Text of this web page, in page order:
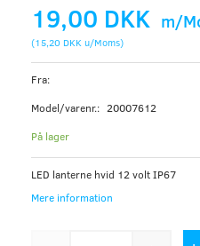
19,00 DKK m/
(15,20 DKK u/Moms)
Fra:
Model/varenr.: 20007612
På lager
LED lanterne hvid 12 volt IP67
Mere information